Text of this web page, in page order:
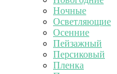
Ночные
Осветляющие
Осенние
Пейзажный
Персиковый
Пленка